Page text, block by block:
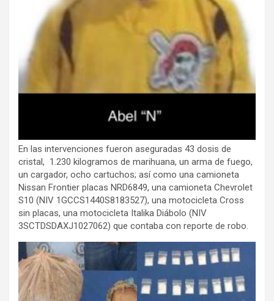
En las intervenciones fueron aseguradas 43 dosis de
cristal, 1.230 kilogramos de marihuana, un arma de fuego,
un cargador, ocho cartuchos; así como una camioneta
Nissan Frontier placas NRD6849, una camioneta Chevrolet
S10 (NIV 1GCCS1440S8183527), una motocicleta Cross
sin placas, una motocicleta Italika Diábolo (NIV
3SCTDSDAXJ1027062) que contaba con reporte de robo.